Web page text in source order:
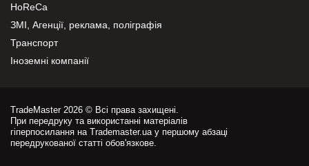
HoReCa
ЗМІ, Агенції, реклама, поліграфія
Транспорт
Іноземні компанії
TradeMaster 2026 © Всі права захищені.
При передруку та використанні матеріалів
гіперпосилання на Trademaster.ua у першому абзаці
передрукованої статті обов'язкове.